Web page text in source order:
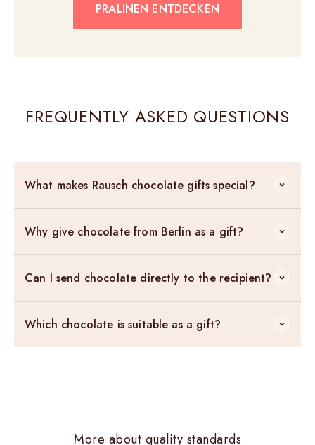
PRALINEN ENTDECKEN
FREQUENTLY ASKED QUESTIONS
What makes Rausch chocolate gifts special?
Why give chocolate from Berlin as a gift?
Can I send chocolate directly to the recipient?
Which chocolate is suitable as a gift?
More about quality standards